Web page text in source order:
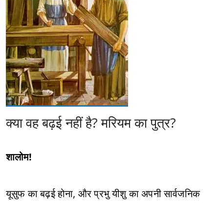
क्या वह बढ़ई नहीं है? मरियम का पुत्र?
शालोम!
यूसुफ का बढ़ई होना, और प्रभु यीशु का अपनी सार्वजनिक